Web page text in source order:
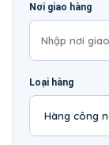
Nơi giao hàng
Loại hàng